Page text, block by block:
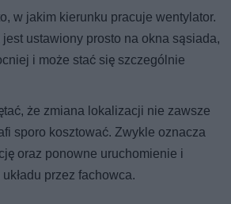
w jakim kierunku pracuje wentylator.
ustawiony prosto na okna sąsiada,
i może stać się szczególnie
że zmiana lokalizacji nie zawsze
sporo kosztować. Zwykle oznacza
oraz ponowne uruchomienie i
przez fachowca.